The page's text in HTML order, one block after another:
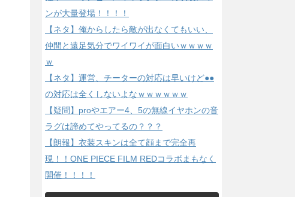
ンが大量登場！！！！
【ネタ】俺からしたら敵が出なくてもいい、
仲間と遠足気分でワイワイが面白いｗｗｗｗ
ｗ
【ネタ】運営、チーターの対応は早いけど●●
の対応は全くしないよなｗｗｗｗｗｗ
【疑問】proやエアー4、5の無線イヤホンの音
ラグは諦めてやってるの？？？
【朗報】衣装スキンは全て顔まで完全再
現！！ONE PIECE FILM REDコラボまもなく
開催！！！！